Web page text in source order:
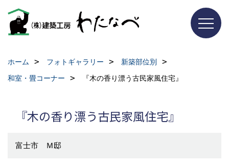
ホーム フォトギャラリー
新築部位別
和室・畳コーナー
『木の香り漂う古民家風住宅』
『木の香り漂う古民家風住宅』
富士市 Ｍ邸